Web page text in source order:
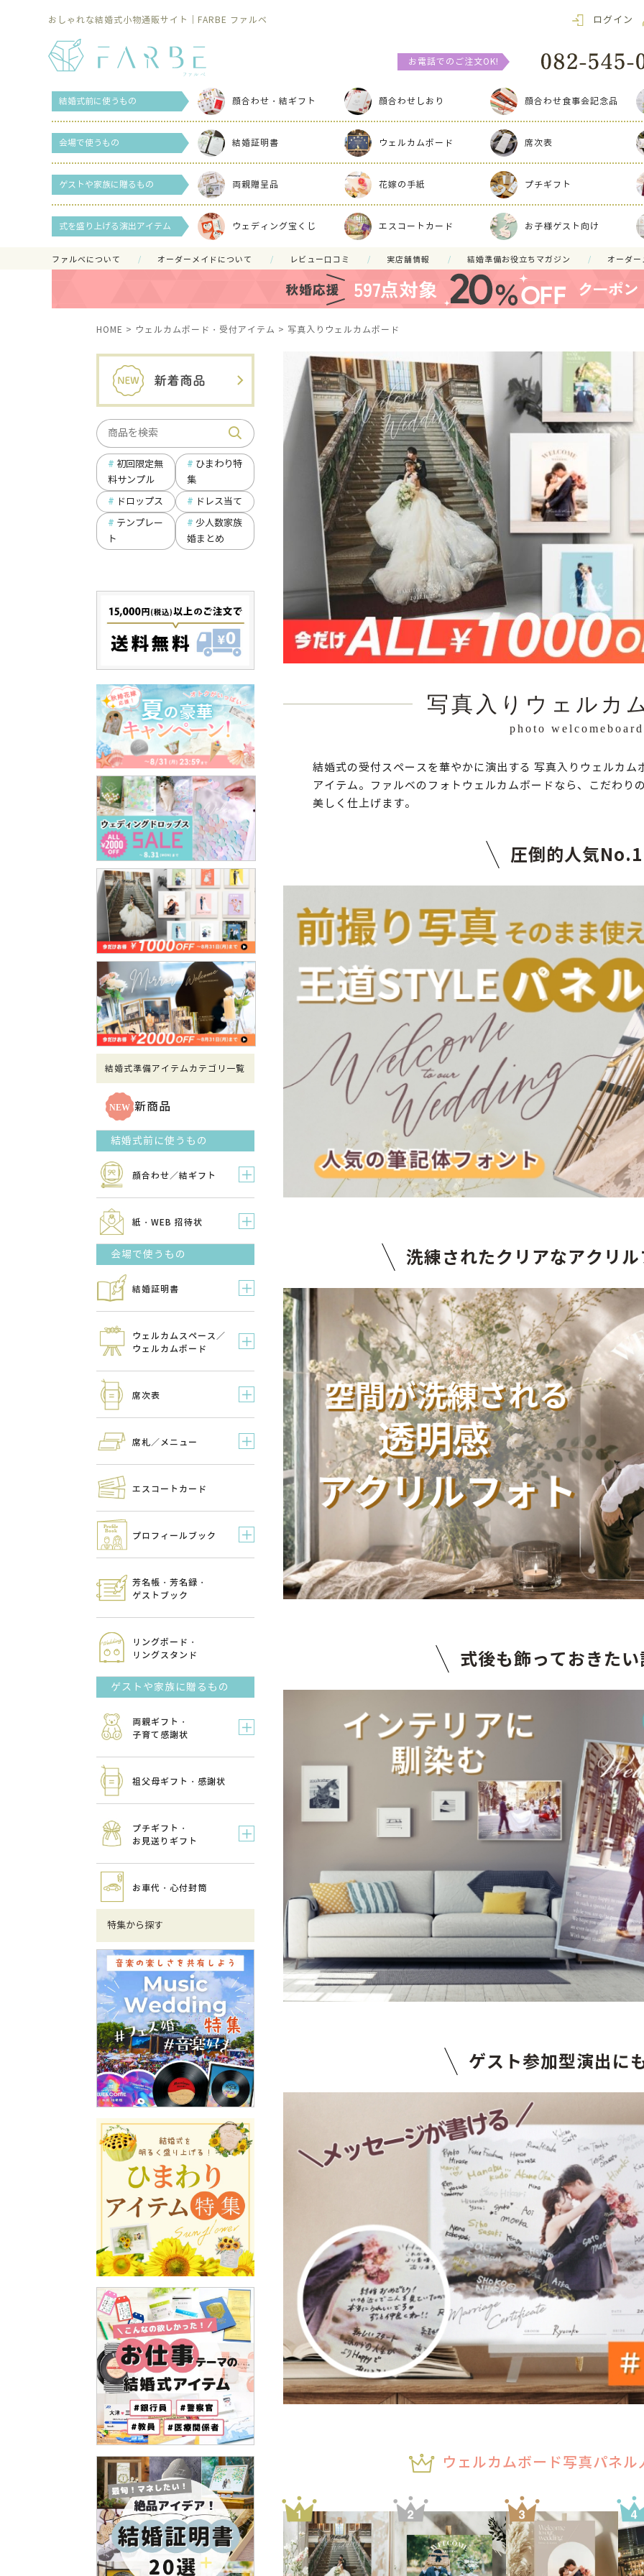
おしゃれな結婚式小物通販サイト｜FARBE ファルベ ログイン
お電話でのご注文OK!
結婚式前に使うもの 顔合わせ・結ギフト 顔合わせしおり 顔合わせ食事会記念品
会場で使うもの 結婚証明書 ウェルカムボード 席次表
ゲストや家族に贈るもの 両親贈呈品 花嫁の手紙 プチギフト
式を盛り上げる演出アイテム ウェディング宝くじ エスコートカード お子様ゲスト向け
ファルべについて オーダーメイドについて レビュー口コミ 実店舗情報 結婚準備お役立ちマガジン オーダ
HOME ウェルカムボード・受付アイテム 写真入りウェルカムボード
初回限定無
料サンプル
ひまわり特
集
ドロップス
ドレス当て
テンプレー
ト
少人数家族
婚まとめ
結婚式準備アイテムカテゴリ一覧
新商品
結婚式前に使うもの
顔合わせ／結ギフト
紙・WEB 招待状
会場で使うもの
結婚証明書
ウェルカムスペース／
ウェルカムボード
席次表
席札／メニュー
エスコートカード
プロフィールブック
芳名帳・芳名録・
ゲストブック
リングボード・
リングスタンド
ゲストや家族に贈るもの
両親ギフト・
子育て感謝状
祖父母ギフト・感謝状
プチギフト・
お見送りギフト
お車代・心付封筒
特集から探す
写真入りウェルカ
photo welcomeboard
結婚式の受付スペースを華やかに演出する 写真入りウェルカ
アイテム。ファルベのフォトウェルカムボードなら、こだわり
美しく仕上げます。
圧倒的人気No.1
洗練されたクリアなアクリ
式後も飾っておきた
ゲスト参加型演出に
ウェルカムボード写真パネ